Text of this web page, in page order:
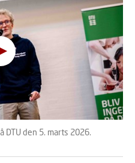
kræver
du ændre dit
funktionalitet og
cookies
den 5. marts 2026.